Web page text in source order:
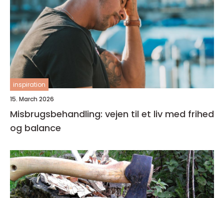
inspiration
15. March 2026
Misbrugsbehandling: vejen til et liv med frihed
og balance